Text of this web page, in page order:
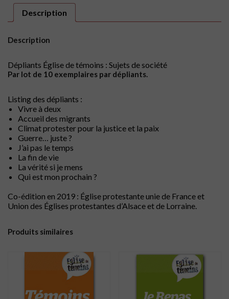
Description
Description
Dépliants Église de témoins : Sujets de société
Par lot de 10 exemplaires par dépliants.
Listing des dépliants :
Vivre à deux
Accueil des migrants
Climat protester pour la justice et la paix
Guerre… juste ?
J’ai pas le temps
La fin de vie
La vérité si je mens
Qui est mon prochain ?
Co-édition en 2019 : Église protestante unie de France et
Union des Églises protestantes d’Alsace et de Lorraine.
Produits similaires